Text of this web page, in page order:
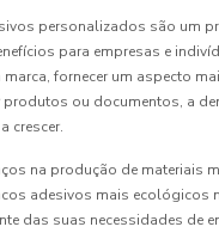
personalizados são um
para empresas e
fornecer um aspecto
ou documentos, a
crescer.
na produção de materiais
adesivos mais ecológicos
das suas necessidades de